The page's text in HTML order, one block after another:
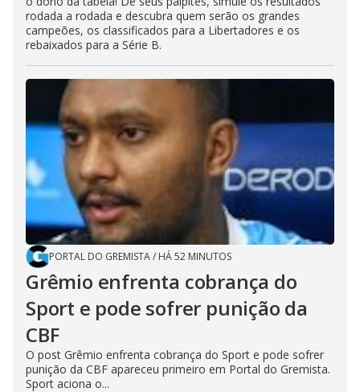
rodada a rodada e descubra quem serão os grandes
campeões, os classificados para a Libertadores e os
rebaixados para a Série B.
PORTAL DO GREMISTA/ HÁ 52 MINUTOS
Grêmio enfrenta cobrança do
Sport e pode sofrer punição da
CBF
O post Grêmio enfrenta cobrança do Sport e pode sofrer
punição da CBF apareceu primeiro em Portal do Gremista.
Sport aciona o...